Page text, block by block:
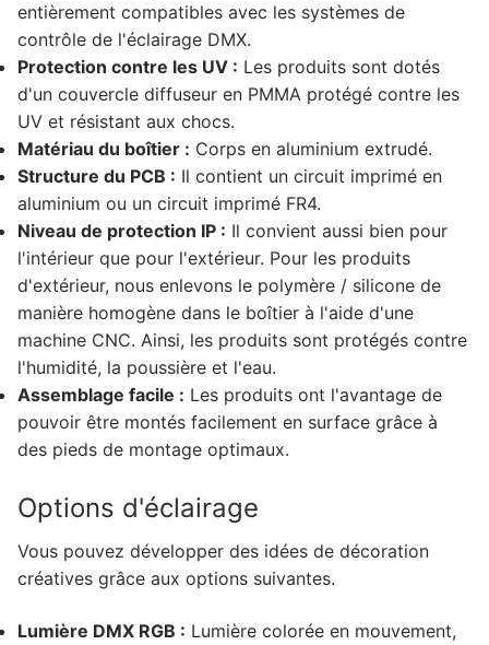
Animation de façade Série WallWasher
CATALOGUE
CONTACT & COMMANDE
À PROPOS DE NOUS
FAQ
BLOG
French
Turkish
German
Russian
Arabic
entièrement compatibles avec les systèmes de
contrôle de l'éclairage DMX.
Protection contre les UV : Les produits sont dotés
d'un couvercle diffuseur en PMMA protégé contre les
UV et résistant aux chocs.
Matériau du boîtier : Corps en aluminium extrudé.
Structure du PCB : Il contient un circuit imprimé en
aluminium ou un circuit imprimé FR4.
Niveau de protection IP : Il convient aussi bien pour
l'intérieur que pour l'extérieur. Pour les produits
d'extérieur, nous enlevons le polymère / silicone de
manière homogène dans le boîtier à l'aide d'une
machine CNC. Ainsi, les produits sont protégés contre
l'humidité, la poussière et l'eau.
Assemblage facile : Les produits ont l'avantage de
pouvoir être montés facilement en surface grâce à
des pieds de montage optimaux.
Options d'éclairage
Vous pouvez développer des idées de décoration
créatives grâce aux options suivantes.
Lumière DMX RGB : Lumière colorée en mouvement,